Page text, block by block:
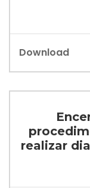
Download
realizar